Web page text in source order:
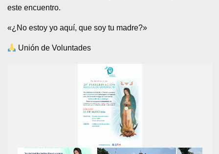
este encuentro.
«¿No estoy yo aquí, que soy tu madre?»
Unión de Voluntades